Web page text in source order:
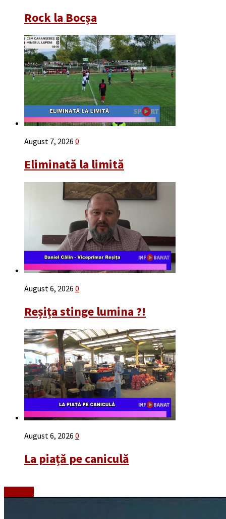
Rock la Bocșa
August 7, 2026 0
Eliminată la limită
August 6, 2026 0
Reșița stinge lumina ?!
August 6, 2026 0
La piață pe caniculă